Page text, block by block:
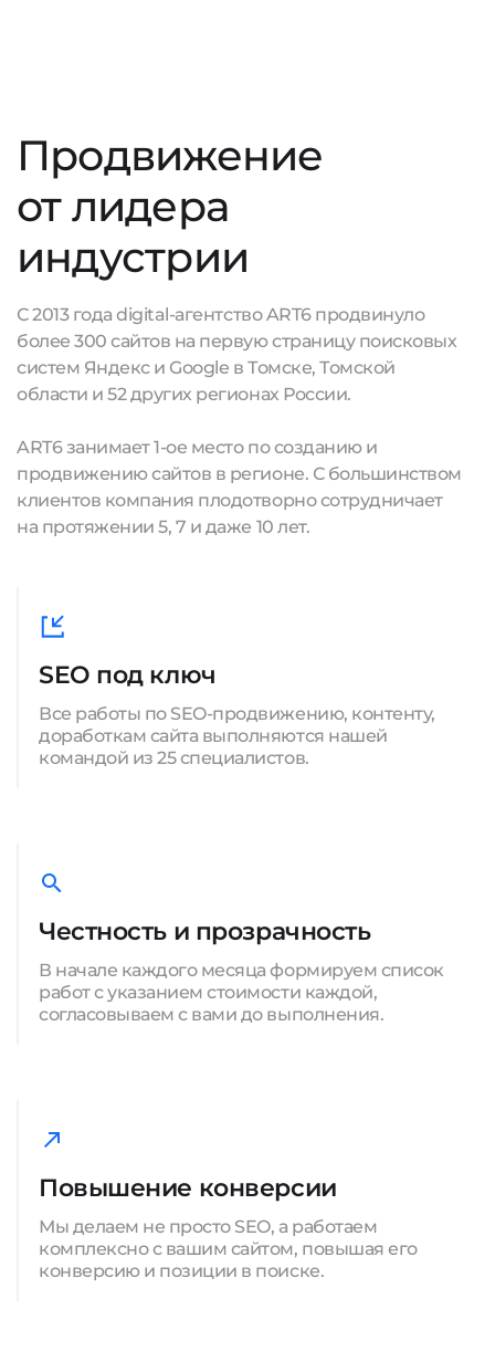
Продвижение
от лидера
индустрии
С 2013 года digital-агентство ART6 продвинуло
более 300 сайтов на первую страницу поисковых
систем Яндекс и Google в Томске, Томской
области и 52 других регионах России.
ART6 занимает 1-ое место по созданию и
продвижению сайтов в регионе. С большинством
клиентов компания плодотворно сотрудничает
на протяжении 5, 7 и даже 10 лет.
SEO под ключ
Все работы по SEO-продвижению, контенту,
доработкам сайта выполняются нашей
командой из 25 специалистов.
Честность и прозрачность
В начале каждого месяца формируем список
работ с указанием стоимости каждой,
согласовываем с вами до выполнения.
Повышение конверсии
Мы делаем не просто SEO, а работаем
комплексно с вашим сайтом, повышая его
конверсию и позиции в поиске.